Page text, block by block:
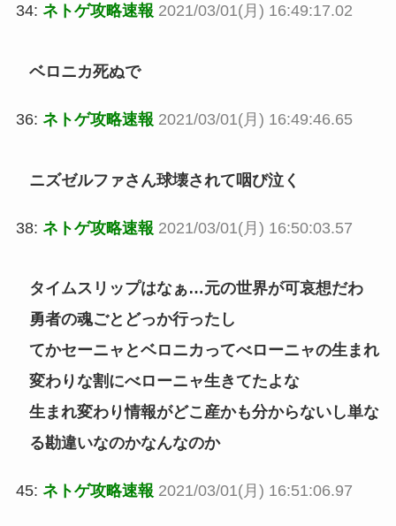
34: ネトゲ攻略速報 2021/03/01(月) 16:49:17.02
ベロニカ死ぬで
36: ネトゲ攻略速報 2021/03/01(月) 16:49:46.65
ニズゼルファさん球壊されて咽び泣く
38: ネトゲ攻略速報 2021/03/01(月) 16:50:03.57
タイムスリップはなぁ…元の世界が可哀想だわ
勇者の魂ごとどっか行ったし
てかセーニャとベロニカってべローニャの生まれ
変わりな割にべローニャ生きてたよな
生まれ変わり情報がどこ産かも分からないし単な
る勘違いなのかなんなのか
45: ネトゲ攻略速報 2021/03/01(月) 16:51:06.97